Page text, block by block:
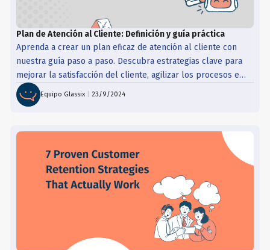
Plan de Atención al Cliente: Definición y guía práctica
Aprenda a crear un plan eficaz de atención al cliente con
nuestra guía paso a paso. Descubra estrategias clave para
mejorar la satisfacción del cliente, agilizar los procesos e
impulsar la fidelización con consejos prácticos y buenas
prácticas.
Equipo Glassix |23/9/2024